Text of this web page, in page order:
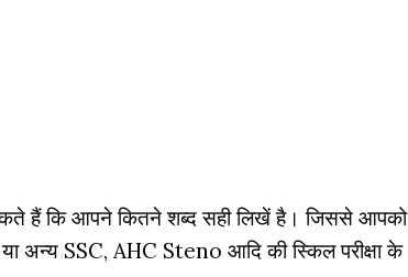
हैं कि आपने कितने शब्द सही लिखें है। जिससे आपको
SSC, AHC Steno आदि की स्किल परीक्षा के